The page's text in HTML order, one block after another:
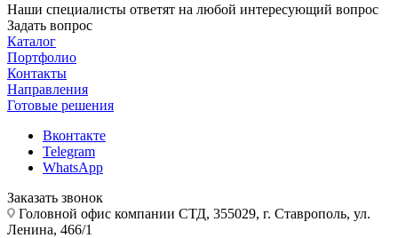
Наши специалисты ответят на любой интересующий вопрос
Задать вопрос
Каталог
Портфолио
Контакты
Направления
Готовые решения
Вконтакте
Telegram
WhatsApp
Заказать звонок
Головной офис компании СТД, 355029, г. Ставрополь, ул.
Ленина, 466/1